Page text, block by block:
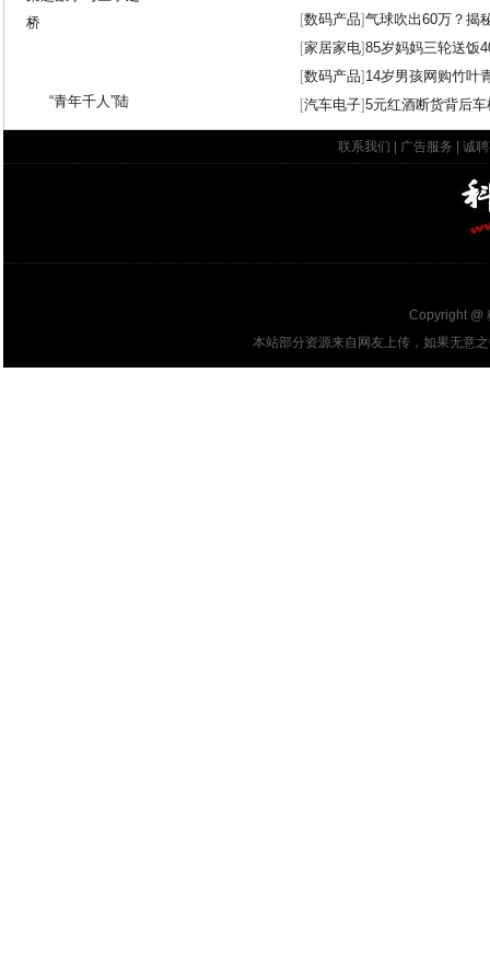
“青年千人”陆
[数码产品]气球吹出60万？揭
[家居家电]85岁妈妈三轮送饭
[数码产品] 14岁男孩网购竹叶
[汽车电子]5元红酒断货背后
联系我们 广告服务 诚
Copyright @
本站部分资源来自网友上传，如果无意